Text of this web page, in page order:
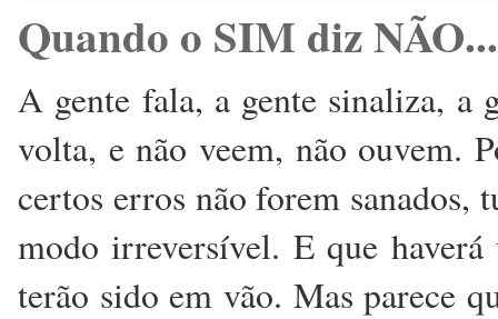
Quando o SIM diz NÃO...
A gente fala, a gente sinaliza, a
volta, e não veem, não ouvem.
certos erros não forem sanados,
modo irreversível. E que
terão sido em vão. Mas parece